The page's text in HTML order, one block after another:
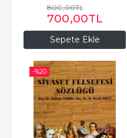
Sepete Ekle
800,00TL
700,00TL
-%20